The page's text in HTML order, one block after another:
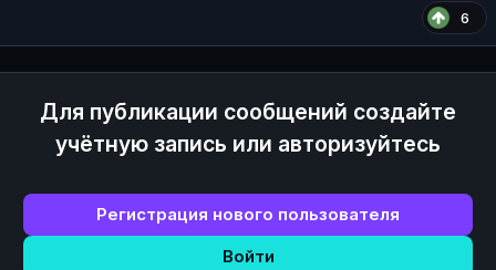
6
Для публикации сообщений создайте
учётную запись или авторизуйтесь
Регистрация нового пользователя
Войти